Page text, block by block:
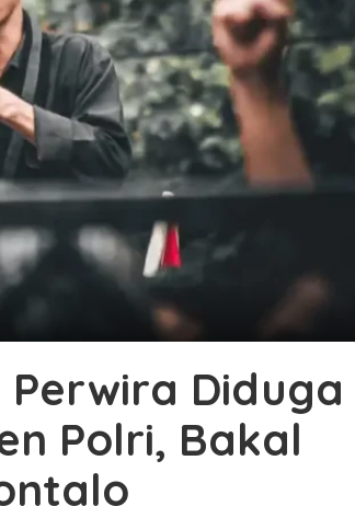
Diduga
Polri, Bakal